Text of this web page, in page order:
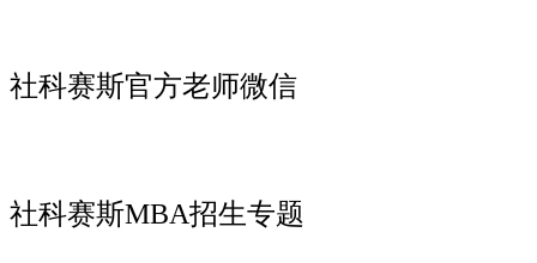
社科赛斯官方老师微信
社科赛斯MBA招生专题